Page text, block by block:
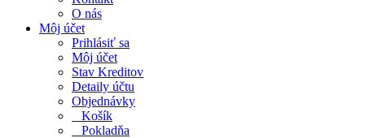
O nás
Môj účet
Prihlásiť sa
Môj účet
Stav Kreditov
Detaily účtu
Objednávky
Košík
Pokladňa